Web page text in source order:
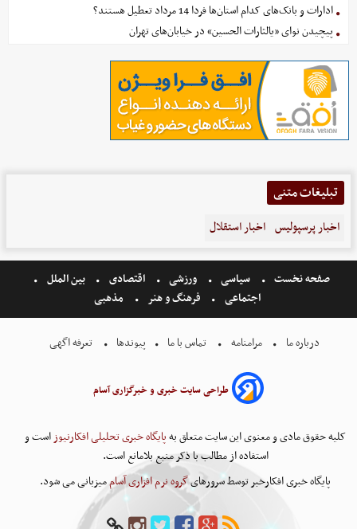
ادارات و بانک‌های کدام استان‌ها فردا 14 مرداد تعطیل هستند؟
پیچیدن نوای «یالثارات الحسین» در خیابان‌های تهران
تبلیغات متنی
اخبار پرسپولیس اخبار استقلال
صفحه نخست سیاسی ورزشی اقتصادی
بین الملل
اجتماعی
فرهنگ و هنر مذهبی
درباره ما مرامنامه تماس با ما پیوندها تعرفه اگهی
طراحی سایت خبری و خبرگزاری آسام
کلیه حقوق مادی و معنوی این سایت متعلق بهپایگاه خبری تحلیلی افکارنیوزاست و
استفاده از مطالب با ذکر منبع بلامانع است.
پایگاه خبری افکارخبر توسط سرورهایگروه نرم افزاری آساممیزبانی می شود.